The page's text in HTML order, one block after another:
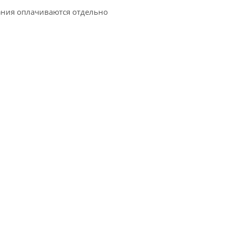
оплачиваются отдельно